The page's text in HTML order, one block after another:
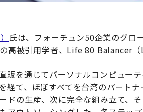
氏は、フォーチュン50企業のグロ
高被引用学者、Life 80 Balancer（
販を通じてパーソナルコンピュー
経て、ほぼすべてを台湾のパート
ドの生産、次に完全な組み立て、